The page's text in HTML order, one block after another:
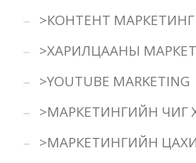
>КОНТЕНТ МАРКЕТИНГ
>ХАРИЛЦААНЫ
>YOUTUBE MARKETING
>МАРКЕТИНГИЙН ЧИГ
>МАРКЕТИНГИЙН